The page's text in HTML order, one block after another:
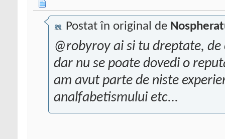
Postat în original de
@robyroy ai si tu dreptate,
dar nu se poate dovedi o
am avut parte de niste
analfabetismului etc...